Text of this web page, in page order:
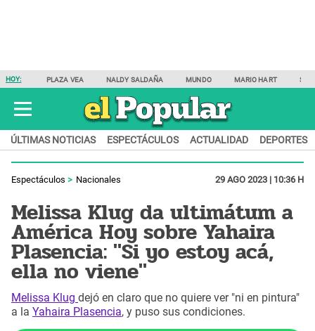
HOY: PLAZA VEA NALDY SALDAÑA MUNDO MARIO HART
ÚLTIMAS NOTICIAS ESPECTÁCULOS ACTUALIDAD DEPORTES
Espectáculos Nacionales 29 AGO 2023 | 10:36 H
Melissa Klug da ultimátum a
América Hoy sobre Yahaira
Plasencia: "Si yo estoy acá,
ella no viene"
Melissa Klug dejó en claro que no quiere ver "ni en pintura"
a la Yahaira Plasencia, y puso sus condiciones.